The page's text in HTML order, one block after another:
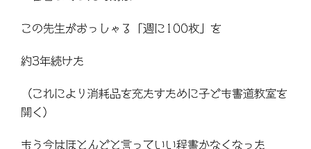
この先生がおっしゃる「週に100枚」を
約3年続けた
（これにより消耗品を充たすために子ども書道教室を
開く）
もう今はほとんどと言っていい程書かなくなった